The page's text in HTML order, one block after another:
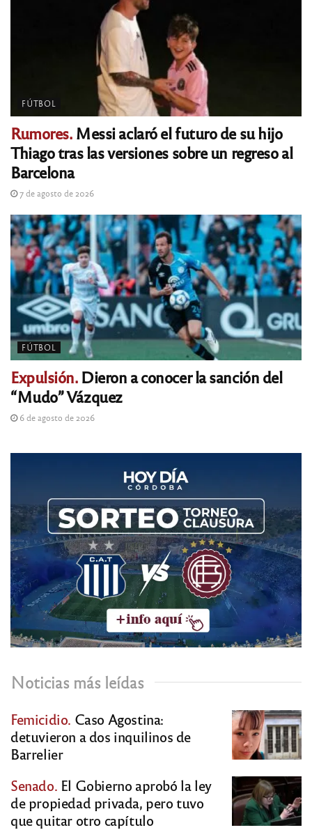
FÚTBOL
Rumores.Messi aclaró el futuro de su hijo
Thiago tras las versiones sobre un regreso al
Barcelona
7 de agosto de 2026
FÚTBOL
Expulsión.Dieron a conocer la sanción del
“Mudo” Vázquez
6 de agosto de 2026
Noticias más leídas
Femicidio. Caso Agostina:
detuvieron a dos inquilinos de
Barrelier
Senado. El Gobierno aprobó la ley
de propiedad privada, pero tuvo
que quitar otro capítulo